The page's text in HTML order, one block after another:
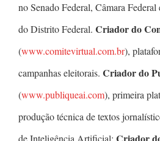
no Senado Federal, Câmara
do Distrito Federal. Criador do
(www.comitevirtual.com.br),
campanhas eleitorais. Criador do
(www.publiqueai.com), primeira
produção técnica de textos
de Inteligência Artificial;